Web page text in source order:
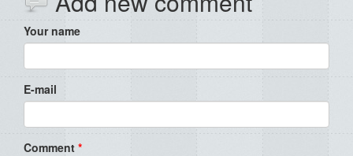
Your name
E-mail
Comment *